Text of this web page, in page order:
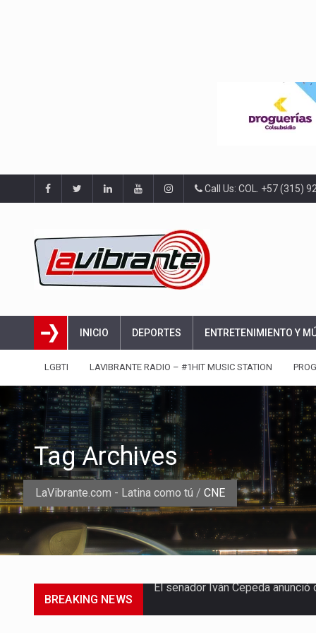
Call Us: COL. +57 (315)
INICIO DEPORTES ENTRETENIMIENTO Y
LGBTI LAVIBRANTE RADIO – #1HIT MUSIC STATION
LaVibrante.com - Latina como tú / CNE
Tag Archives
BREAKING NEWS